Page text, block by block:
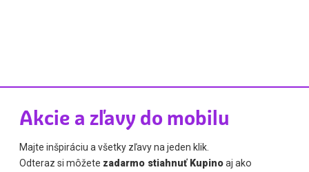
Akcie a zľavy do mobilu
Majte inšpiráciu a všetky zľavy na jeden klik.
Odteraz si môžete zadarmo stiahnuť Kupinoaj ako